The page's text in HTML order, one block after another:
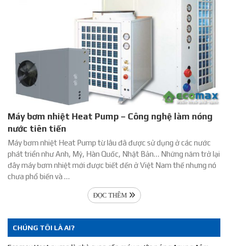
Máy bơm nhiệt Heat Pump – Công nghệ làm nóng
nước tiên tiến
Máy bơm nhiệt Heat Pump từ lâu đã được sử dụng ở các nước
phát triển như Anh, Mỹ, Hàn Quốc, Nhật Bản… Những năm trở lại
đây máy bơm nhiệt mới được biết đến ở Việt Nam thế nhưng nó
chưa phổ biến và …
ĐỌC THÊM
CHÚNG TÔI LÀ AI?